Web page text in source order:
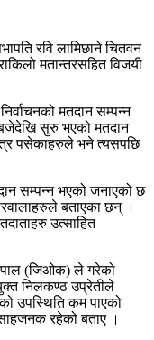
रवि लामिछाने चितवन
मतान्तरसहित विजयी
मतदान सम्पन्न
सुरु भएको मतदान
पसेकाहरुले भने त्यसपछि
सम्पन्न भएको जनाएको छ
बताएका छन् ।
उत्साहित
नेपाल (जिओक) ले गरेको
निलकण्ठ उप्रेतीले
उपस्थिति कम पाएको
रहेको बताए ।